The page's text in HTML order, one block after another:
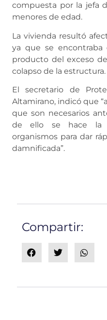
compuesta por la jefa
menores de edad.
La vivienda resultó
ya que se
producto del exceso
colapso de la estructura.
El secretario de
Altamirano, indicó que
que son necesarios
de ello se hace la
organismos para dar
damnificada”.
Compartir: